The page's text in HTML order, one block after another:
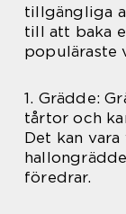
tillgängliga
till att baka
populäraste
1. Grädde:
tårtor och
Det kan
föredrar.